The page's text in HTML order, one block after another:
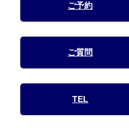
ご予約
ご質問
TEL